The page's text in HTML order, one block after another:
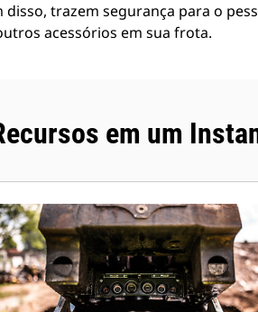
disso, trazem segurança para o
acessórios em sua frota.
em um